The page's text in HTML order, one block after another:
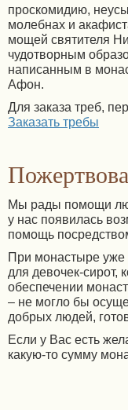
проскомидию,
молебнах и
мощей святителя
чудотворным
написанным в
Афон.
Для заказа треб,
Заказать требы
Мы рады помощи
у нас появилась
помощь
При монастыре уже
для девочек-сирот,
обеспечении
– не могло бы
добрых людей,
Если у Вас есть
какую-то сумму